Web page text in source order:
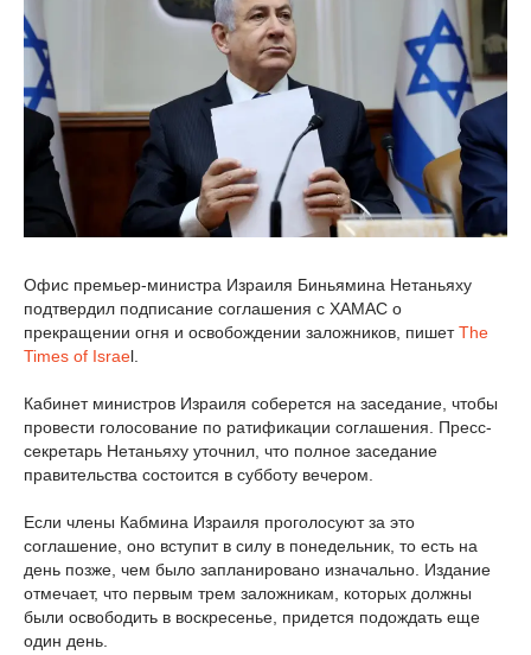
Офис премьер-министра Израиля Биньямина Нетаньяху
подтвердил подписание соглашения с ХАМАС о
прекращении огня и освобождении заложников, пишетThe
Times of Israel.
Кабинет министров Израиля соберется на заседание, чтобы
провести голосование по ратификации соглашения. Пресс-
секретарь Нетаньяху уточнил, что полное заседание
правительства состоится в субботу вечером.
Если члены Кабмина Израиля проголосуют за это
соглашение, оно вступит в силу в понедельник, то есть на
день позже, чем было запланировано изначально. Издание
отмечает, что первым трем заложникам, которых должны
были освободить в воскресенье, придется подождать еще
один день.